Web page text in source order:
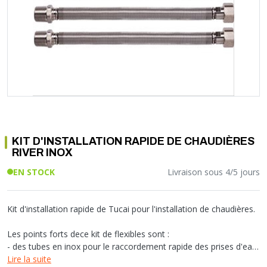
RACCORD PE (POLYÉTHYLÈNE)
RACCORD GALVA
RACCORD INOX
KIT FIXATION MURAL
ROBINET
FLEXIBLE
ETANCHÉITÉ RACCORDEMENT
FIXATION ET SUPPORT
RÉDUCTEUR DE PRESSION
FILTRATION
Soupape différentielle
Température
Vase d'expansion
Vanne de Température
Vanne de zone
SOLAIRE
PAC
CHAUDIÈRE
EQUIPEMENT INDUSTRIEL
COMMUNICATION
COLLIER ET FIXATION
GAINE
LAMPE ET TORCHE
PILES ET ACCUMULATEURS
BLOC DE SÉCURITÉ
SYSTÈMES DE SÉCURITÉ
VMC ET VENTILATION
TRAPPE CHATIÈRE ET HUBLOT
PLOMBERIE PER
VOTRE SOLUTION CHAUFFAGE
KIT D'INSTALLATION RAPIDE DE CHAUDIÈRES
RIVER INOX
EN STOCK Livraison sous 4/5 jours
Kit d'installation rapide de Tucai pour l'installation de chaudières.
Les points forts dece kit de flexibles sont :
- des tubes en inox pour le raccordement rapide des prises d'eau
de chaudière
Lire la suite